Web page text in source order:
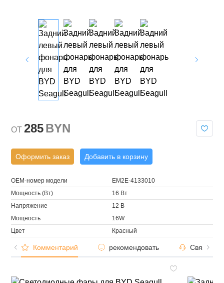
OT 285BYN
Оформить заказ Добавить в корзину
OEM-номер модели
EM2E-4133010
Мощность (Вт)
16 Вт
Напряжение
12 В
Мощность
16W
Цвет
Красный
Комментарий рекомендовать